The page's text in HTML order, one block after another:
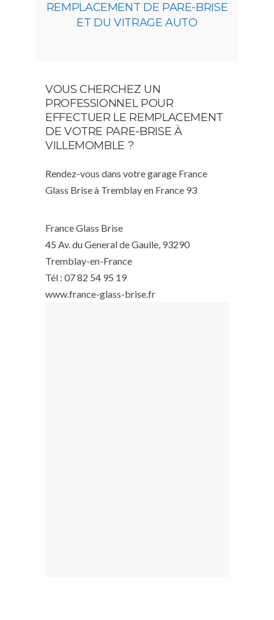
REMPLACEMENT DE PARE-BRISE
ET DU VITRAGE AUTO
VOUS CHERCHEZ UN
PROFESSIONNEL POUR
EFFECTUER LE REMPLACEMENT
DE VOTRE PARE-BRISE À
VILLEMOMBLE ?
Rendez-vous dans votre garage France
Glass Brise à Tremblay en France 93
France Glass Brise
45 Av. du General de Gaulle, 93290
Tremblay-en-France
Tél : 07 82 54 95 19
www.france-glass-brise.fr